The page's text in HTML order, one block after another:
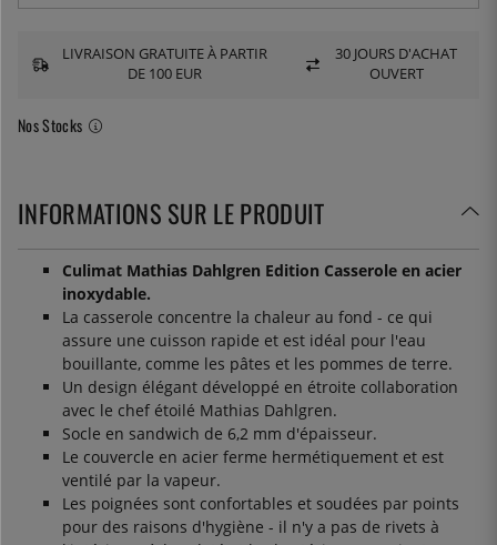
Nos Stocks
LIVRAISON GRATUITE À PARTIR
DE 100 EUR
30 JOURS D'ACHAT
OUVERT
INFORMATIONS SUR LE PRODUIT
Culimat Mathias Dahlgren Edition Casserole en acier
inoxydable.
La casserole concentre la chaleur au fond - ce qui
assure une cuisson rapide et est idéal pour l'eau
bouillante, comme les pâtes et les pommes de terre.
Un design élégant développé en étroite collaboration
avec le chef étoilé Mathias Dahlgren.
Socle en sandwich de 6,2 mm d'épaisseur.
Le couvercle en acier ferme hermétiquement et est
ventilé par la vapeur.
Les poignées sont confortables et soudées par points
pour des raisons d'hygiène - il n'y a pas de rivets à